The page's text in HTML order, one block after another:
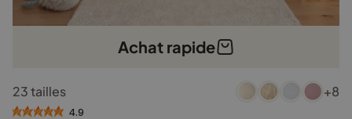
Achat rapide
produit
a
23 tailles +8
4.9